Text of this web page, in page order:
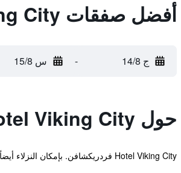
أفضل صفقات Hotel Viking City
ج 14/8 - س 15/8
حول Hotel Viking City
Hotel Viking City فردريكشافن. بإمكان النزلاء أيضاً الاستمتاع بخدمة الواي فاي المجانية خلال إقامتهم.